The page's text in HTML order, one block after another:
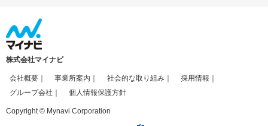
株式会社マイナビ
会社概要 事業所案内 社会的な取り組み
採用情報
グループ会社
個人情報保護方針
Copyright © Mynavi Corporation